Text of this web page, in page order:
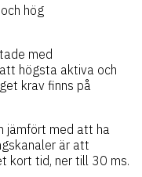
hög
med
högsta aktiva och
krav finns på
jämfört med att ha
är att
kort tid, ner till 30 ms.